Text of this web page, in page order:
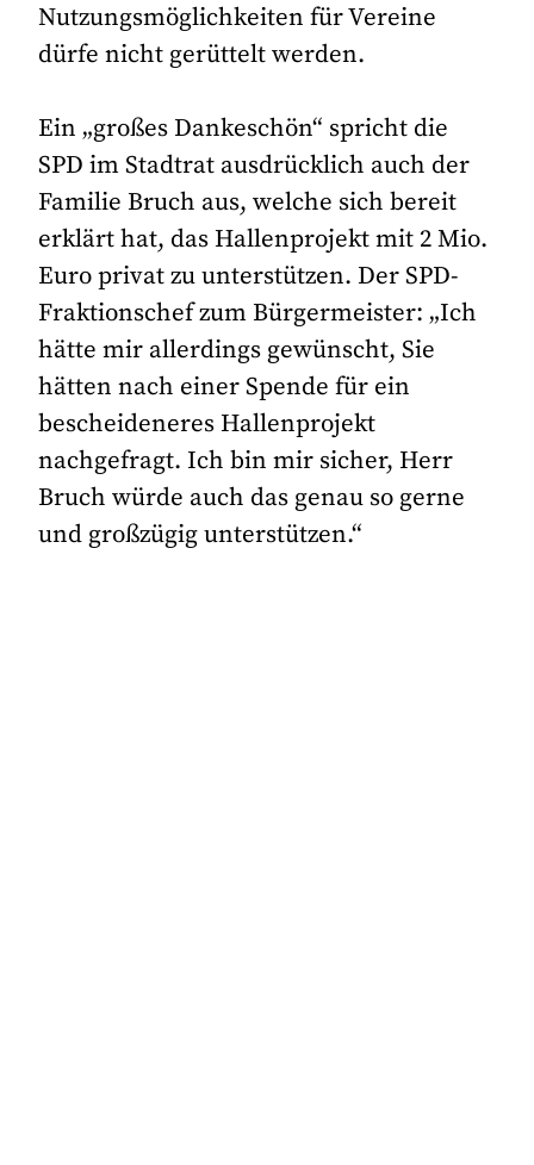
Nutzungsmöglichkeiten für Vereine
dürfe nicht gerüttelt werden.
Ein „großes Dankeschön“ spricht die
SPD im Stadtrat ausdrücklich auch der
Familie Bruch aus, welche sich bereit
erklärt hat, das Hallenprojekt mit 2 Mio.
Euro privat zu unterstützen. Der SPD-
Fraktionschef zum Bürgermeister: „Ich
hätte mir allerdings gewünscht, Sie
hätten nach einer Spende für ein
bescheideneres Hallenprojekt
nachgefragt. Ich bin mir sicher, Herr
Bruch würde auch das genau so gerne
und großzügig unterstützen.“